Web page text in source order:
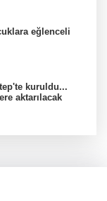
eğlenceli
kuruldu...
aktarılacak
Malatya'dan